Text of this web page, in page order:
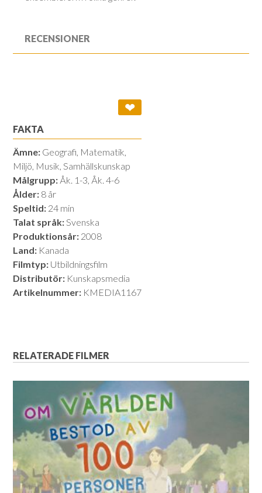
RECENSIONER
❤
FAKTA
Ämne: Geografi, Matematik,
Miljö, Musik, Samhällskunskap
Målgrupp: Åk. 1-3, Åk. 4-6
Ålder: 8 år
Speltid: 24 min
Talat språk:Svenska
Produktionsår: 2008
Land: Kanada
Filmtyp: Utbildningsfilm
Distributör: Kunskapsmedia
Artikelnummer: KMEDIA1167
RELATERADE FILMER